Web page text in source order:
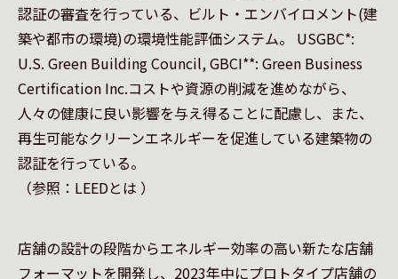
認証の審査を行っている、ビルト・エンバイロメント(建
築や都市の環境)の環境性能評価システム。 USGBC*:
U.S. Green Building Council, GBCI**: Green Business
Certification Inc.コストや資源の削減を進めながら、
人々の健康に良い影響を与え得ることに配慮し、また、
再生可能なクリーンエネルギーを促進している建築物の
認証を行っている。
（参照：LEEDとは ）
店舗の設計の段階からエネルギー効率の高い新たな店舗
フォーマットを開発し、2023年中にプロトタイプ店舗の